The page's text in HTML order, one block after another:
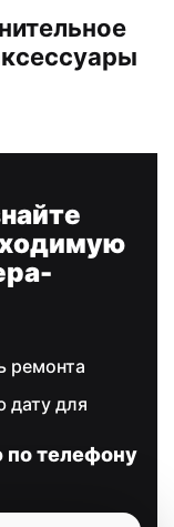
ремонта
для
по телефону